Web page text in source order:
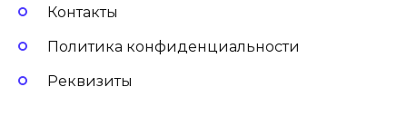
Контакты
Политика конфиденциальности
Реквизиты